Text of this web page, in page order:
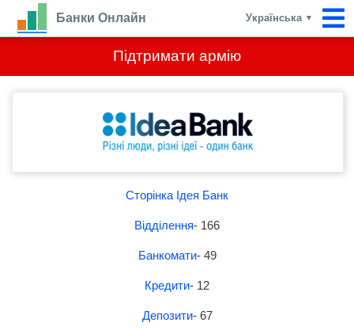
Підтримати армію
Банки Онлайн Українська ▼
Сторінка Ідея Банк
Відділення- 166
Банкомати- 49
Кредити- 12
Депозити- 67